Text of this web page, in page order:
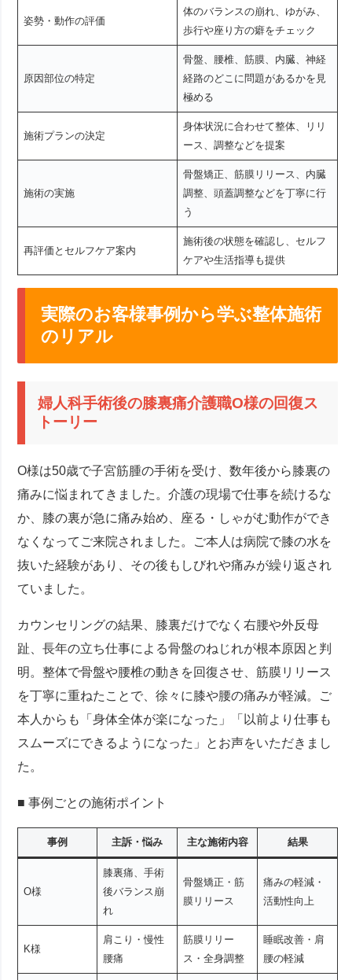
姿勢・動作の評価
体のバランスの崩れ、ゆがみ、
歩行や座り方の癖をチェック
原因部位の特定
骨盤、腰椎、筋膜、内臓、神経
経路のどこに問題があるかを見
極める
施術プランの決定
身体状況に合わせて整体、リリ
ース、調整などを提案
施術の実施
骨盤矯正、筋膜リリース、内臓
調整、頭蓋調整などを丁寧に行
う
再評価とセルフケア案内
施術後の状態を確認し、セルフ
ケアや生活指導も提供
実際のお客様事例から学ぶ整体施術
のリアル
婦人科手術後の膝裏痛介護職O様の回復ス
トーリー
O様は50歳で子宮筋腫の手術を受け、数年後から膝裏の
痛みに悩まれてきました。介護の現場で仕事を続けるな
か、膝の裏が急に痛み始め、座る・しゃがむ動作ができ
なくなってご来院されました。ご本人は病院で膝の水を
抜いた経験があり、その後もしびれや痛みが繰り返され
ていました。
カウンセリングの結果、膝裏だけでなく右腰や外反母
趾、長年の立ち仕事による骨盤のねじれが根本原因と判
明。整体で骨盤や腰椎の動きを回復させ、筋膜リリース
を丁寧に重ねたことで、徐々に膝や腰の痛みが軽減。ご
本人からも「身体全体が楽になった」「以前より仕事も
スムーズにできるようになった」とお声をいただきまし
た。
■ 事例ごとの施術ポイント
事例 主訴・悩み 主な施術内容 結果
O様
膝裏痛、手術
後バランス崩
れ
骨盤矯正・筋
膜リリース
痛みの軽減・
活動性向上
K様
肩こり・慢性
腰痛
筋膜リリー
ス・全身調整
睡眠改善・肩
腰の軽減